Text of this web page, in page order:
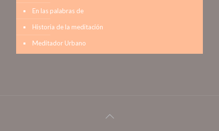
En las palabras de
Historia de la meditación
Meditador Urbano